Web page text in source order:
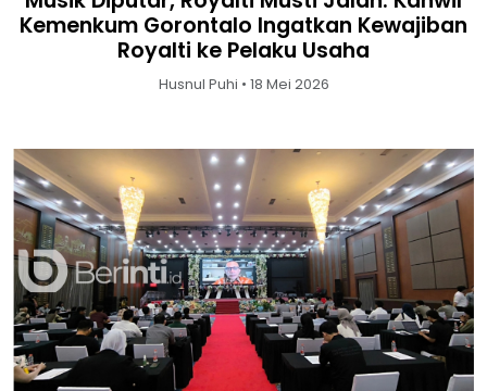
Kemenkum Gorontalo Ingatkan Kewajiban
Royalti ke Pelaku Usaha
Husnul Puhi • 18 Mei 2026